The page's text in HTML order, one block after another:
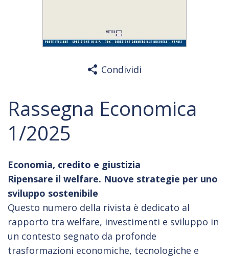
Condividi
Rassegna Economica
1/2025
Economia, credito e giustizia
Ripensare il welfare. Nuove strategie per uno
sviluppo sostenibile
Questo numero della rivista è dedicato al
rapporto tra welfare, investimenti e sviluppo in
un contesto segnato da profonde
trasformazioni economiche, tecnologiche e